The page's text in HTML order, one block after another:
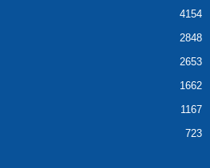
4154
2848
2653
1662
1167
723